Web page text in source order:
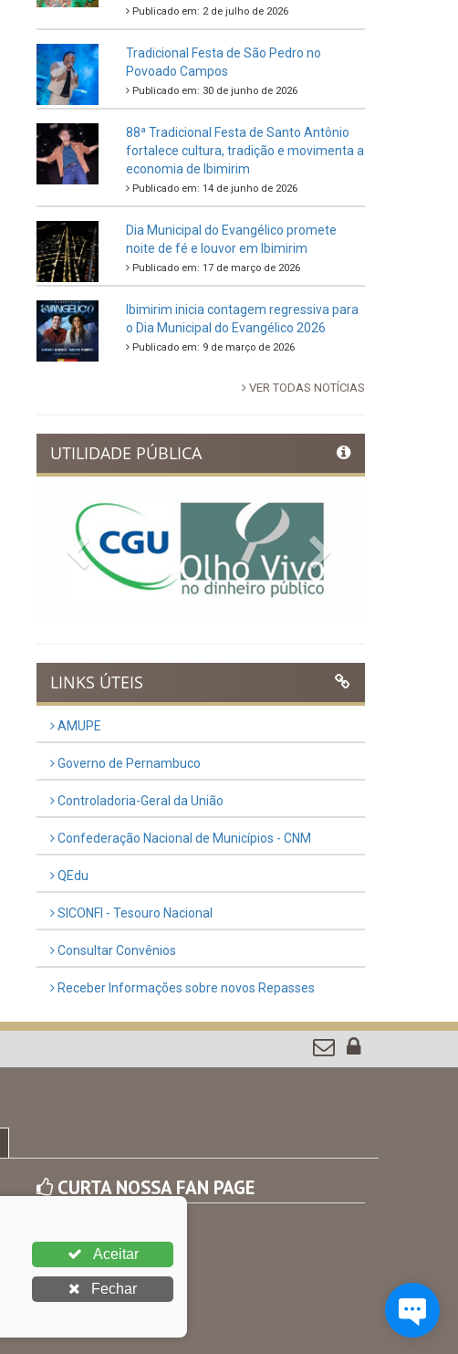
Publicado em: 2 de julho de 2026
Tradicional Festa de São Pedro no
Povoado Campos
Publicado em: 30 de junho de 2026
88ª Tradicional Festa de Santo Antônio
fortalece cultura, tradição e movimenta a
economia de Ibimirim
Publicado em: 14 de junho de 2026
Dia Municipal do Evangélico promete
noite de fé e louvor em Ibimirim
Publicado em: 17 de março de 2026
Ibimirim inicia contagem regressiva para
o Dia Municipal do Evangélico 2026
Publicado em: 9 de março de 2026
VER TODAS NOTÍCIAS
UTILIDADE PÚBLICA
Previous
LINKS ÚTEIS
AMUPE
Governo de Pernambuco
Controladoria-Geral da União
Confederação Nacional de Municípios - CNM
QEdu
SICONFI - Tesouro Nacional
Consultar Convênios
Receber Informações sobre novos Repasses
CURTA NOSSA FAN PAGE
Aceitar
Fechar